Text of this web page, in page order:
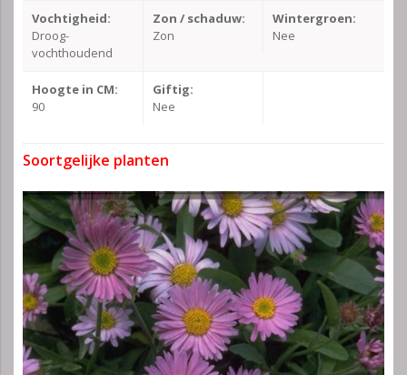
Vochtigheid:
Droog-
vochthoudend
Zon / schaduw:
Zon
Wintergroen:
Nee
Hoogte in CM:
90
Giftig:
Nee
Soortgelijke planten